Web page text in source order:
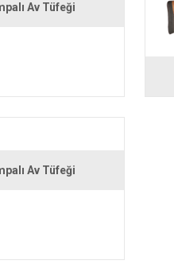
Av Tüfeği
Av Tüfeği